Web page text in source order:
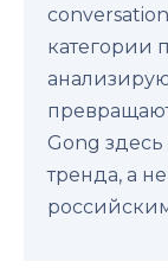
категории
Gong
тренда, а